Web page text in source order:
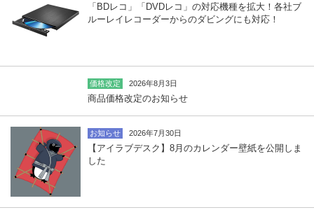
「BDレコ」「DVDレコ」の対応機種を拡大！各社ブ
ルーレイレコーダーからのダビングにも対応！
価格改定 2026年8月3日
商品価格改定のお知らせ
お知らせ 2026年7月30日
【アイラブデスク】8月のカレンダー壁紙を公開しま
した